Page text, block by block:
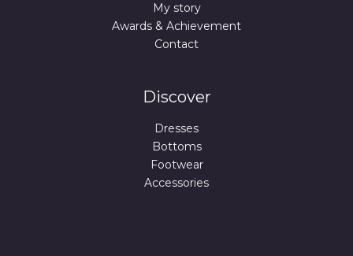
My story
Awards & Achievement
Contact
Discover
Dresses
Bottoms
Footwear
Accessories